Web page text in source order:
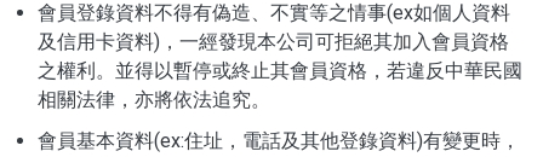
會員登錄資料不得有偽造、不實等之情事(ex如個人資料
及信用卡資料)，一經發現本公司可拒絕其加入會員資格
之權利。並得以暫停或終止其會員資格，若違反中華民國
相關法律，亦將依法追究。
會員基本資料(ex:住址，電話及其他登錄資料)有變更時，